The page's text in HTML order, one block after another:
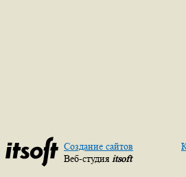
Создание сайтов
Веб-студия itsoft